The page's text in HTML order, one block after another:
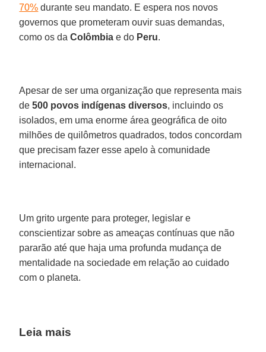
70% durante seu mandato. E espera nos novos
governos que prometeram ouvir suas demandas,
como os daColômbia e do Peru.
Apesar de ser uma organização que representa mais
de500 povos indígenas diversos, incluindo os
isolados, em uma enorme área geográfica de oito
milhões de quilômetros quadrados, todos concordam
que precisam fazer esse apelo à comunidade
internacional.
Um grito urgente para proteger, legislar e
conscientizar sobre as ameaças contínuas que não
pararão até que haja uma profunda mudança de
mentalidade na sociedade em relação ao cuidado
com o planeta.
Leia mais